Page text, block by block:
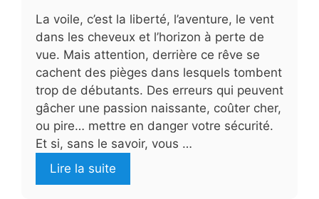
La voile, c’est la liberté, l’aventure, le vent
dans les cheveux et l’horizon à perte de
vue. Mais attention, derrière ce rêve se
cachent des pièges dans lesquels tombent
trop de débutants. Des erreurs qui peuvent
gâcher une passion naissante, coûter cher,
ou pire… mettre en danger votre sécurité.
Et si, sans le savoir, vous …
Lire la suite